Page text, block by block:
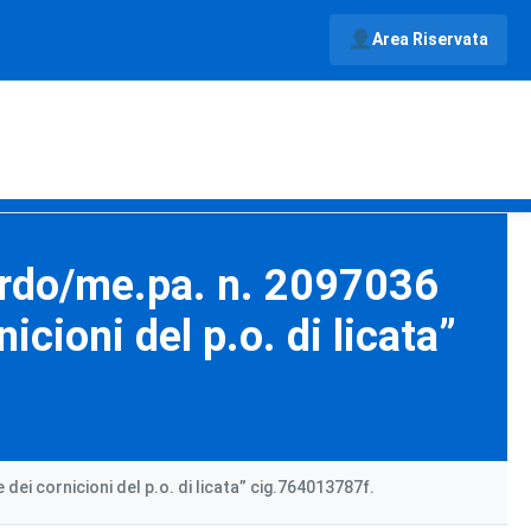
Area Riservata
me.pa. n. 2097036
del p.o. di licata”
cornicioni del p.o. di licata” cig.764013787f.